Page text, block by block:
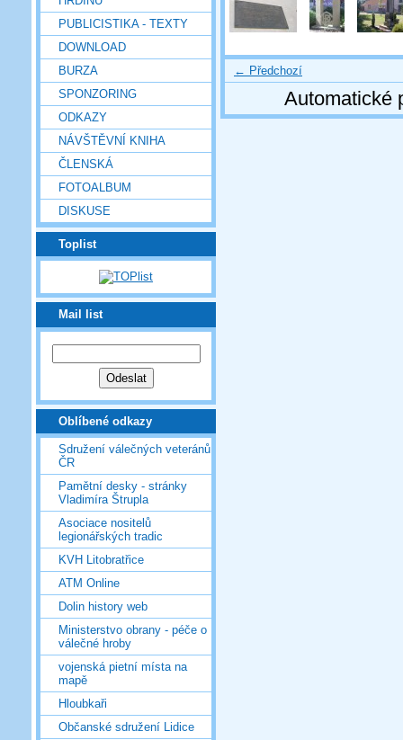
PUBLICISTIKA - TEXTY
DOWNLOAD
BURZA
SPONZORING
ODKAZY
NÁVŠTĚVNÍ KNIHA
ČLENSKÁ
FOTOALBUM
DISKUSE
Toplist
Mail list
Oblíbené odkazy
Sdružení válečných veteránů
ČR
Pamětní desky - stránky
Vladimíra Štrupla
Asociace nositelů
legionářských tradic
KVH Litobratřice
ATM Online
Dolin history web
Ministerstvo obrany - péče o
válečné hroby
vojenská pietní místa na
mapě
Hloubkaři
Občanské sdružení Lidice
← Předchozí
Automatické